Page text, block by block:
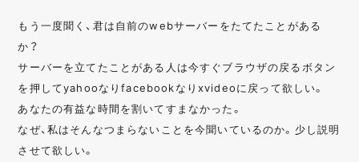
もう一度聞く、君は自前のwebサーバーをたてたことがある
か？
サーバーを立てたことがある人は今すぐブラウザの戻るボタン
を押してyahooなりfacebookなりxvideoに戻って欲しい。
あなたの有益な時間を割いてすまなかった。
なぜ、私はそんなつまらないことを今聞いているのか。少し説明
させて欲しい。